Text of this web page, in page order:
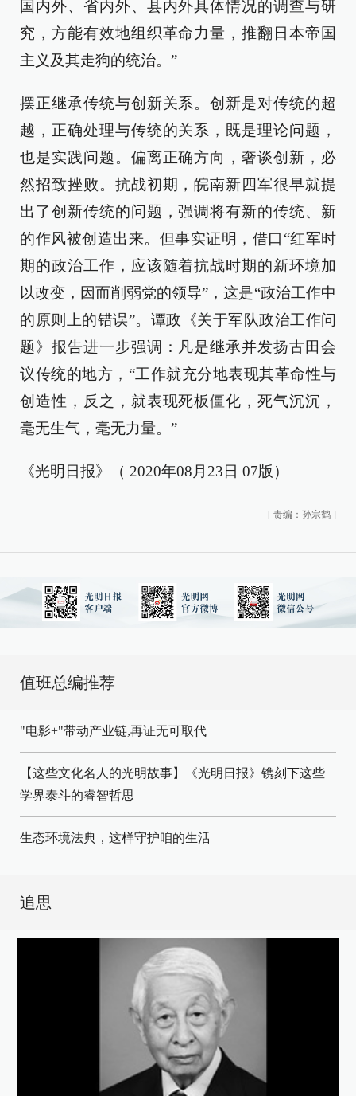
国内外、省内外、县内外具体情况的调查与研
究，方能有效地组织革命力量，推翻日本帝国
主义及其走狗的统治。”
摆正继承传统与创新关系。创新是对传统的超
越，正确处理与传统的关系，既是理论问题，
也是实践问题。偏离正确方向，奢谈创新，必
然招致挫败。抗战初期，皖南新四军很早就提
出了创新传统的问题，强调将有新的传统、新
的作风被创造出来。但事实证明，借口“红军时
期的政治工作，应该随着抗战时期的新环境加
以改变，因而削弱党的领导”，这是“政治工作中
的原则上的错误”。谭政《关于军队政治工作问
题》报告进一步强调：凡是继承并发扬古田会
议传统的地方，“工作就充分地表现其革命性与
创造性，反之，就表现死板僵化，死气沉沉，
毫无生气，毫无力量。”
《光明日报》（ 2020年08月23日 07版）
[ 责编：孙宗鹤 ]
值班总编推荐
"电影+"带动产业链,再证无可取代
【这些文化名人的光明故事】《光明日报》镌刻下这些
学界泰斗的睿智哲思
生态环境法典，这样守护咱的生活
追思